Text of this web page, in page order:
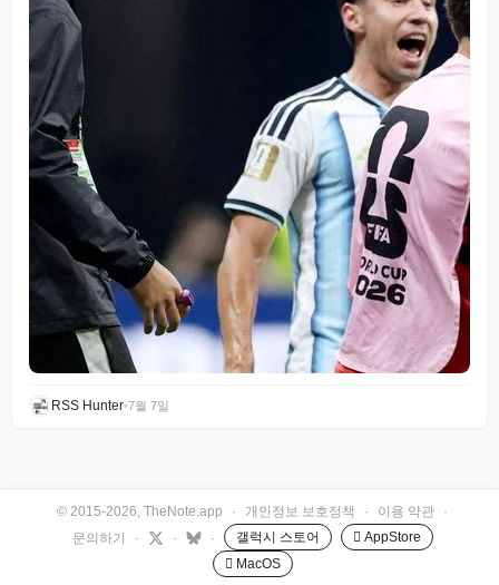
RSS Hunter•7월 7일
© 2015-2026, TheNote.app · 개인정보 보호정책 · 이용 약관
·
문의하기
· · · 갤럭시 스토어
 AppStore
 MacOS